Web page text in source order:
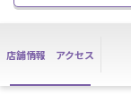
店舗情報 アクセス